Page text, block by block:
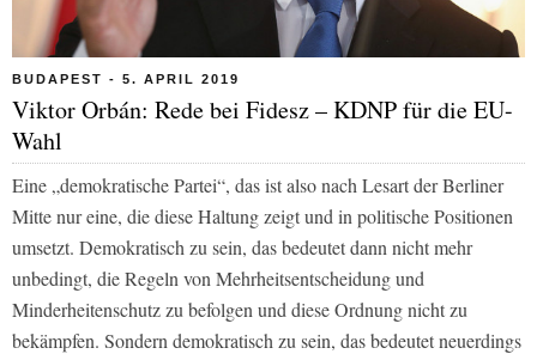
BUDAPEST - 5. APRIL 2019
Viktor Orbán: Rede bei Fidesz – KDNP für die EU-
Wahl
Eine „demokratische Partei“, das ist also nach Lesart der Berliner
Mitte nur eine, die diese Haltung zeigt und in politische Positionen
umsetzt. Demokratisch zu sein, das bedeutet dann nicht mehr
unbedingt, die Regeln von Mehrheitsentscheidung und
Minderheitenschutz zu befolgen und diese Ordnung nicht zu
bekämpfen. Sondern demokratisch zu sein, das bedeutet neuerdings